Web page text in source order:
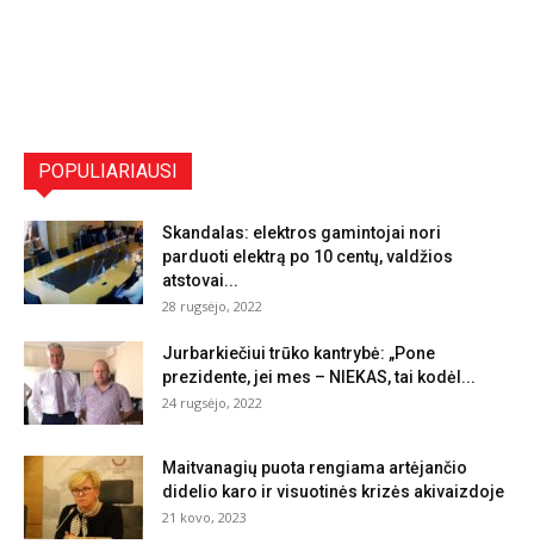
POPULIARIAUSI
Skandalas: elektros gamintojai nori
parduoti elektrą po 10 centų, valdžios
atstovai...
28 rugsėjo, 2022
Jurbarkiečiui trūko kantrybė: „Pone
prezidente, jei mes – NIEKAS, tai kodėl...
24 rugsėjo, 2022
Maitvanagių puota rengiama artėjančio
didelio karo ir visuotinės krizės akivaizdoje
21 kovo, 2023